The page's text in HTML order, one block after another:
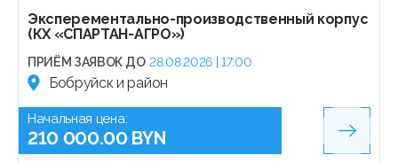
Эксперементально-производственный корпус
(КХ «СПАРТАН-АГРО»)
ПРИЁМ ЗАЯВОК ДО 28.08.2026 | 17:00
Бобруйск и район
Начальная цена:
210 000.00 BYN